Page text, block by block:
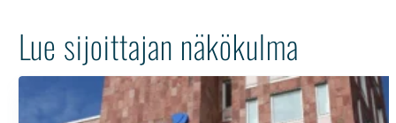
Lue sijoittajan näkökulma